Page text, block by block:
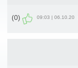
06.10.20 | 09:03
(0)